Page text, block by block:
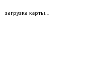
загрузка карты...